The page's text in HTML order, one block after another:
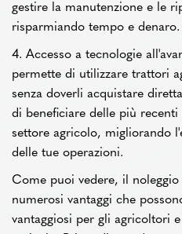
gestire la manutenzione e le
risparmiando tempo e denaro.
4. Accesso a tecnologie
permette di utilizzare trattori
senza doverli acquistare
di beneficiare delle più recenti
settore agricolo, migliorando
delle tue operazioni.
Come puoi vedere, il
numerosi vantaggi che
vantaggiosi per gli agricoltori